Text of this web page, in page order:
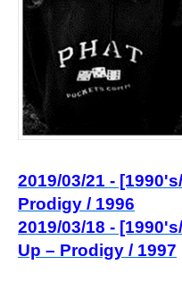
2019/03/21 -
Prodigy / 1996
2019/03/18 -
Up – Prodigy / 1997